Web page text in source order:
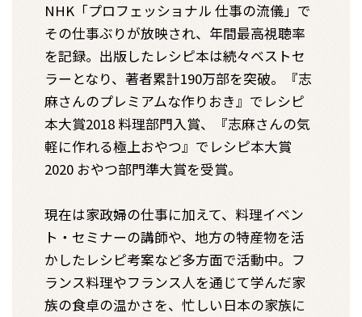
NHK「プロフェッショナル 仕事の流儀」で
その仕事ぶりが放映され、年間最高視聴率
を記録。出版したレシピ本は続々ベストセ
ラーとなり、著者累計190万部を突破。『志
麻さんのプレミアムな作りおき』でレシピ
本大賞2018 料理部門入賞、『志麻さんの気
軽に作れる極上おやつ』でレシピ本大賞
2020 おやつ部門準大賞を受賞。
現在は家政婦の仕事に加えて、料理イベン
ト・セミナーの講師や、地方の特産物を活
かしたレシピ考案など多方面で活動中。フ
ランス料理やフランス人を通じて学んだ家
族の食卓の温かさを、忙しい日本の家族に